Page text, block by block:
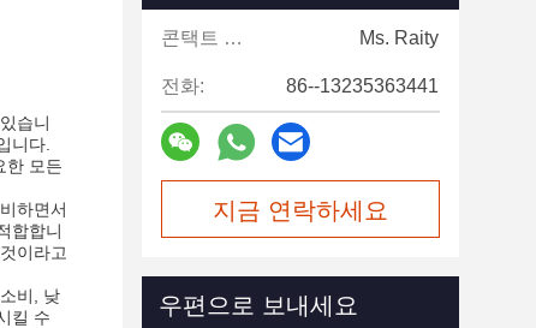
습니
니다.
한 모든
하면서
합합니
이라고
비, 낮
킬 수
콘택트 렌즈: Ms. Raity
전화: 86--13235363441
지금 연락하세요
우편으로 보내세요